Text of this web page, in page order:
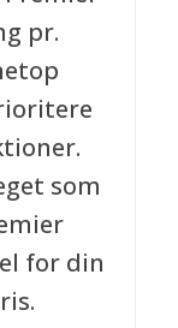
pr.
som
for din